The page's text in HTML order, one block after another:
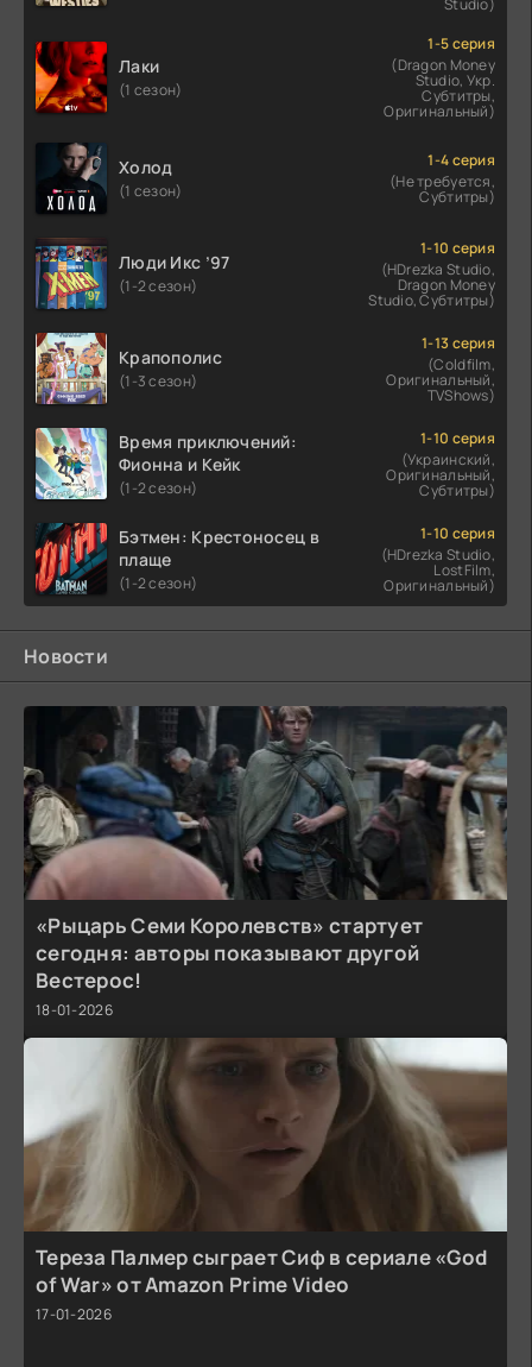
Studio)
Лаки
(1 сезон)
1-5 серия
(Dragon Money
Studio, Укр.
Субтитры,
Оригинальный)
Холод
(1 сезон)
1-4 серия
(Не требуется,
Субтитры)
Люди Икс ’97
(1-2 сезон)
1-10 серия
(HDrezka Studio,
Dragon Money
Studio, Субтитры)
Крапополис
(1-3 сезон)
1-13 серия
(Coldfilm,
Оригинальный,
TVShows)
Время приключений:
Фионна и Кейк
(1-2 сезон)
1-10 серия
(Украинский,
Оригинальный,
Субтитры)
Бэтмен: Крестоносец в
плаще
(1-2 сезон)
1-10 серия
(HDrezka Studio,
LostFilm,
Оригинальный)
Новости
«Рыцарь Семи Королевств» стартует
сегодня: авторы показывают другой
Вестерос!
18-01-2026
Тереза Палмер сыграет Сиф в сериале «God
of War» от Amazon Prime Video
17-01-2026